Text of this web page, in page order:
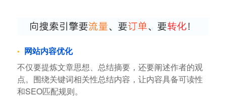
网站内容优化
不仅要提炼文章思想、总结摘要，还要阐述作者的观
点。围绕关键词相关性总结内容，让内容具备可读性
和SEO匹配规则。